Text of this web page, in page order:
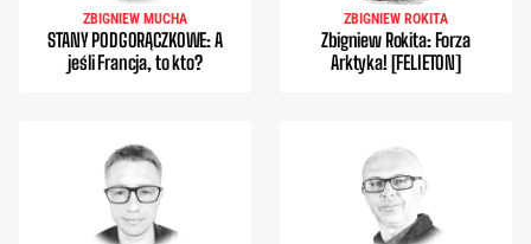
ZBIGNIEW MUCHA
STANY PODGORĄCZKOWE: A
jeśli Francja, to kto?
ZBIGNIEW ROKITA
Zbigniew Rokita: Forza
Arktyka! [FELIETON]